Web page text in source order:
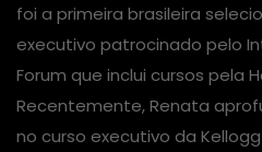
foi a primeira brasileira
executivo patrocinado pelo
Forum que inclui cursos pela
Recentemente, Renata
no curso executivo da